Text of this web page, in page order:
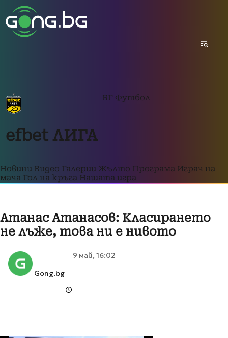
БГ Футбол
efbet ЛИГА
Новини Видео Галерии Жълто Програма Играч на
мача Гол на кръга Нашата игра
Атанас Атанасов: Класирането
не лъже, това ни е нивото
Gong.bg
9 май, 16:02